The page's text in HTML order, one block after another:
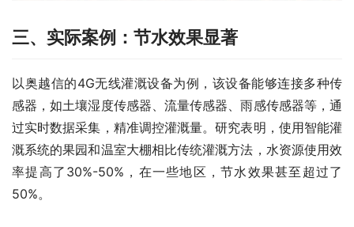
三、实际案例：节水效果显著
以奥越信的4G无线灌溉设备为例，该设备能够连接多种传
感器，如土壤湿度传感器、流量传感器、雨感传感器等，通
过实时数据采集，精准调控灌溉量。研究表明，使用智能灌
溉系统的果园和温室大棚相比传统灌溉方法，水资源使用效
率提高了30%-50%，在一些地区，节水效果甚至超过了
50%。